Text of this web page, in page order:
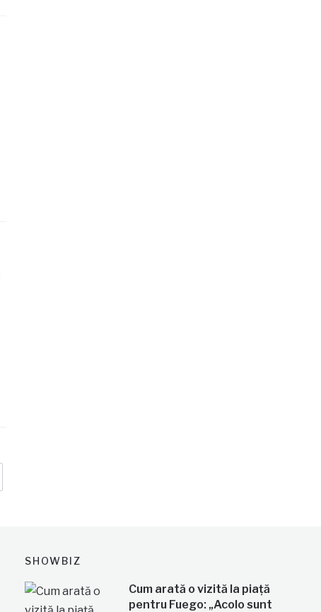
SHOWBIZ
Cum arată o vizită la piață
pentru Fuego: „Acolo sunt